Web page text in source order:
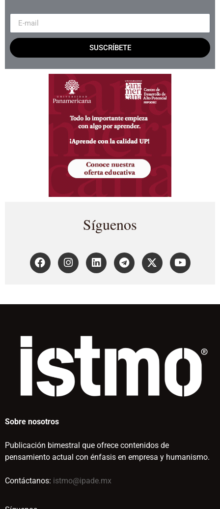
SUSCRÍBETE
Síguenos
Sobre nosotros
Publicación bimestral que ofrece contenidos de
pensamiento actual con énfasis en empresa y humanismo.
Contáctanos: istmo@ipade.mx